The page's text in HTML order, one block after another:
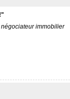
immobilier